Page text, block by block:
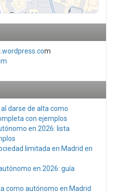
m
darse de alta como
con ejemplos
en 2026: lista
limitada en Madrid en
en 2026: guía
como autónomo en Madrid